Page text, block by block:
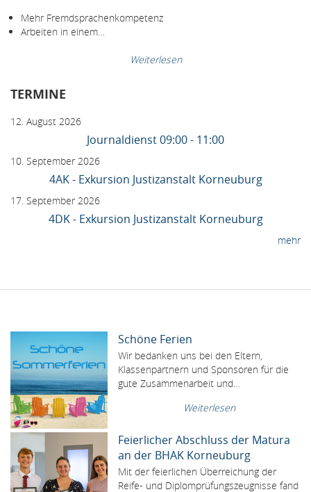
Mehr Fremdsprachenkompetenz
Arbeiten in einem…
Weiterlesen
TERMINE
12. August 2026
Journaldienst 09:00 - 11:00
10. September 2026
4AK - Exkursion Justizanstalt Korneuburg
17. September 2026
4DK - Exkursion Justizanstalt Korneuburg
mehr
Schöne Ferien
Wir bedanken uns bei den Eltern,
Klassenpartnern und Sponsoren für die
gute Zusammenarbeit und…
Weiterlesen
Feierlicher Abschluss der Matura
an der BHAK Korneuburg
Mit der feierlichen Überreichung der
Reife- und Diplomprüfungszeugnisse fand